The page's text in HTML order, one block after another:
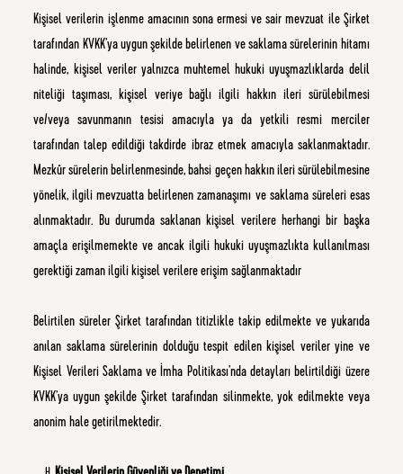
Kişisel verilerin işlenme amacının sona ermesi ve sair mevzuat ile Şirket
tarafından KVKK’ya uygun şekilde belirlenen ve saklama sürelerinin hitamı
halinde, kişisel veriler yalnızca muhtemel hukuki uyuşmazlıklarda delil
niteliği taşıması, kişisel veriye bağlı ilgili hakkın ileri sürülebilmesi
ve/veya savunmanın tesisi amacıyla ya da yetkili resmi merciler
tarafından talep edildiği takdirde ibraz etmek amacıyla saklanmaktadır.
Mezkûr sürelerin belirlenmesinde, bahsi geçen hakkın ileri sürülebilmesine
yönelik, ilgili mevzuatta belirlenen zamanaşımı ve saklama süreleri esas
alınmaktadır. Bu durumda saklanan kişisel verilere herhangi bir başka
amaçla erişilmemekte ve ancak ilgili hukuki uyuşmazlıkta kullanılması
gerektiği zaman ilgili kişisel verilere erişim sağlanmaktadır
Belirtilen süreler Şirket tarafından titizlikle takip edilmekte ve yukarıda
anılan saklama sürelerinin dolduğu tespit edilen kişisel veriler yine ve
Kişisel Verileri Saklama ve İmha Politikası’nda detayları belirtildiği üzere
KVKK’ya uygun şekilde Şirket tarafından silinmekte, yok edilmekte veya
anonim hale getirilmektedir.